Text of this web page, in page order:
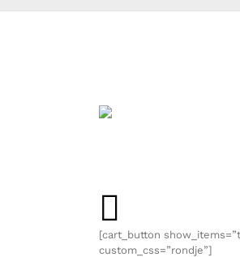
[cart_button
custom_css=”rondje”]